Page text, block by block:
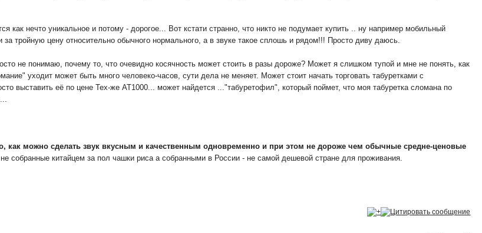
как нечто уникальное и потому - дорогое... Вот кстати странно, что никто не подумает купить .. ну например мобильный
тройную цену относительно обычного нормального, а в звуке такое сплошь и рядом!!! Просто диву даюсь.
не понимаю, почему то, что очевидно косячность может стоить в разы дороже? Может я слишком тупой и мне не понять, как
уходит может быть много человеко-часов, сути дела не меняет. Может стоит начать торговать табуретками с
выставить её по цене Тех-же АТ1000... может найдется ..."табуретофил", который поймет, что моя табуретка сломана по
как можно сделать звук вкусным и качественным одновременно и при этом не дороже чем обычные средне-ценовые
собранные китайцем за пол чашки риса а собранными в России - не самой дешевой стране для проживания.